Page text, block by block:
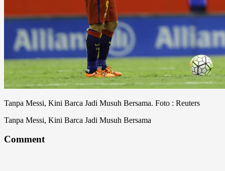
Tanpa Messi, Kini Barca Jadi Musuh Bersama. Foto : Reuters
Tanpa Messi, Kini Barca Jadi Musuh Bersama
Comment